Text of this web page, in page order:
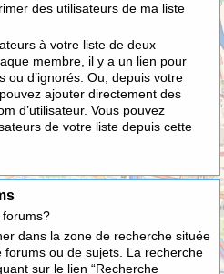
des utilisateurs de ma liste
à votre liste de deux
membre, il y a un lien pour
ou d’ignorés. Ou, depuis votre
ajouter directement des
d’utilisateur. Vous pouvez
de votre liste depuis cette
dans la zone de recherche située
forums ou de sujets. La recherche
sur le lien “Recherche